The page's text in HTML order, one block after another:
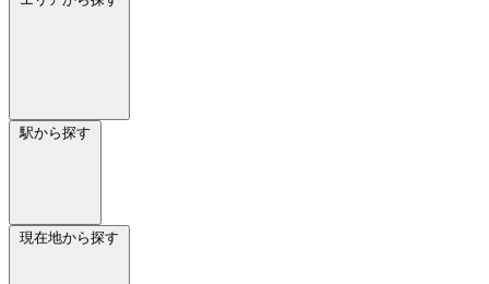
駅から探す
現在地から探す